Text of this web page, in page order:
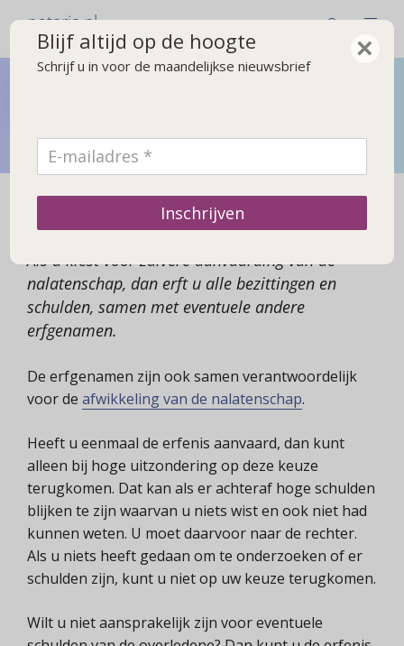
notaris.nl
Wat u moet regelen na een overlijden en wat gebeurt er
met de erfenis
Erfenis zuiver aanvaarden
Als u kiest voor zuivere aanvaarding van de
nalatenschap, dan erft u alle bezittingen en
schulden, samen met eventuele andere
erfgenamen.
De erfgenamen zijn ook samen verantwoordelijk
voor de afwikkeling van de nalatenschap.
Heeft u eenmaal de erfenis aanvaard, dan kunt
alleen bij hoge uitzondering op deze keuze
terugkomen. Dat kan als er achteraf hoge schulden
blijken te zijn waarvan u niets wist en ook niet had
kunnen weten. U moet daarvoor naar de rechter.
Als u niets heeft gedaan om te onderzoeken of er
schulden zijn, kunt u niet op uw keuze terugkomen.
Wilt u niet aansprakelijk zijn voor eventuele
×
Blijf altijd op de hoogte
Schrijf u in voor de maandelijkse nieuwsbrief
Inschrijven